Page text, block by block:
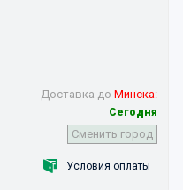
Доставка до Минска:
Сегодня
Сменить город
Условия оплаты